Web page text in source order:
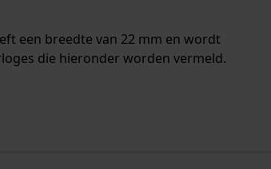
een breedte van 22 mm en wordt
die hieronder worden vermeld.